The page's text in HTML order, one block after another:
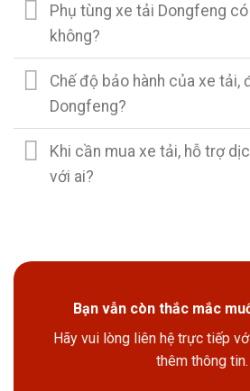
Phụ tùng xe tải Dongfeng
không?
Chế độ bảo hành của xe tải,
Dongfeng?
Khi cần mua xe tải, hỗ trợ
với ai?
Bạn vẫn còn thắc mắc
Hãy vui lòng liên hệ trực tiếp
thêm thông tin.